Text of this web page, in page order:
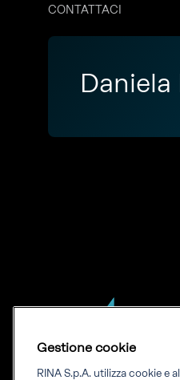
CONTATTACI
Daniela
Gestione cookie
RINA S.p.A. utilizza cookie